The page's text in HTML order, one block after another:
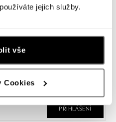
jejich služby.
vše
Cookies
newsletteru
a exkluzivní produkty.
PŘIHLÁŠENÍ